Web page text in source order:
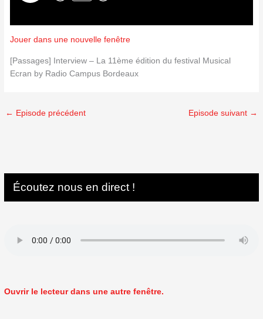
Jouer dans une nouvelle fenêtre
[Passages] Interview – La 11ème édition du festival Musical
Ecran by Radio Campus Bordeaux
← Episode précédent Episode suivant →
Écoutez nous en direct !
Ouvrir le lecteur dans une autre fenêtre.